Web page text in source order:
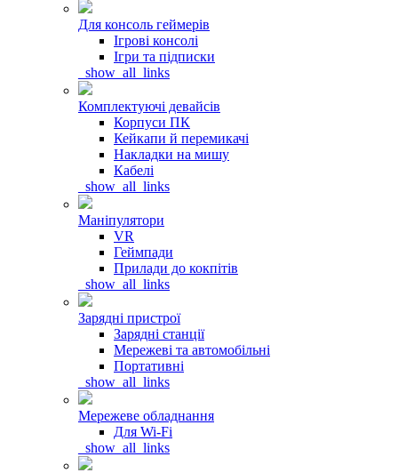
Для консоль геймерів
Ігрові консолі
Ігри та підписки
_show_all_links
Комплектуючі девайсів
Корпуси ПК
Кейкапи й перемикачі
Накладки на мишу
Кабелі
_show_all_links
Маніпулятори
VR
Геймпади
Прилади до кокпітів
_show_all_links
Зарядні пристрої
Зарядні станції
Мережеві та автомобільні
Портативні
_show_all_links
Мережеве обладнання
Для Wi-Fi
_show_all_links